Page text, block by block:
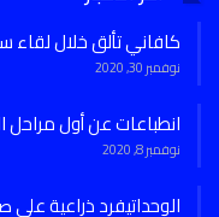
كافاني تألق خلال لقاء
نوفمبر 30, 2020
انطباعات عن أول مراحل
نوفمبر 8, 2020
الوحداتيفرد ذراعية على